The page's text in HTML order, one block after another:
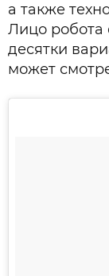
а также
Лицо робота
десятки
может